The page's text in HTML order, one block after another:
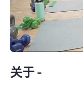
关于 -